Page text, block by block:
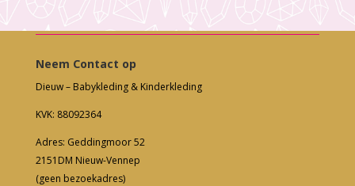
Neem Contact op
Dieuw – Babykleding & Kinderkleding
KVK: 88092364
Adres: Geddingmoor 52
2151DM Nieuw-Vennep
(geen bezoekadres)